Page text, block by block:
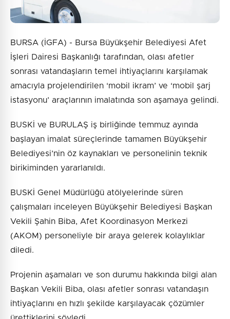
BURSA (İGFA) - Bursa Büyükşehir Belediyesi Afet
İşleri Dairesi Başkanlığı tarafından, olası afetler
sonrası vatandaşların temel ihtiyaçlarını karşılamak
amacıyla projelendirilen ‘mobil ikram’ ve ‘mobil şarj
istasyonu’ araçlarının imalatında son aşamaya gelindi.
BUSKİ ve BURULAŞ iş birliğinde temmuz ayında
başlayan imalat süreçlerinde tamamen Büyükşehir
Belediyesi’nin öz kaynakları ve personelinin teknik
birikiminden yararlanıldı.
BUSKİ Genel Müdürlüğü atölyelerinde süren
çalışmaları inceleyen Büyükşehir Belediyesi Başkan
Vekili Şahin Biba, Afet Koordinasyon Merkezi
(AKOM) personeliyle bir araya gelerek kolaylıklar
diledi.
Projenin aşamaları ve son durumu hakkında bilgi alan
Başkan Vekili Biba, olası afetler sonrası vatandaşın
ihtiyaçlarını en hızlı şekilde karşılayacak çözümler